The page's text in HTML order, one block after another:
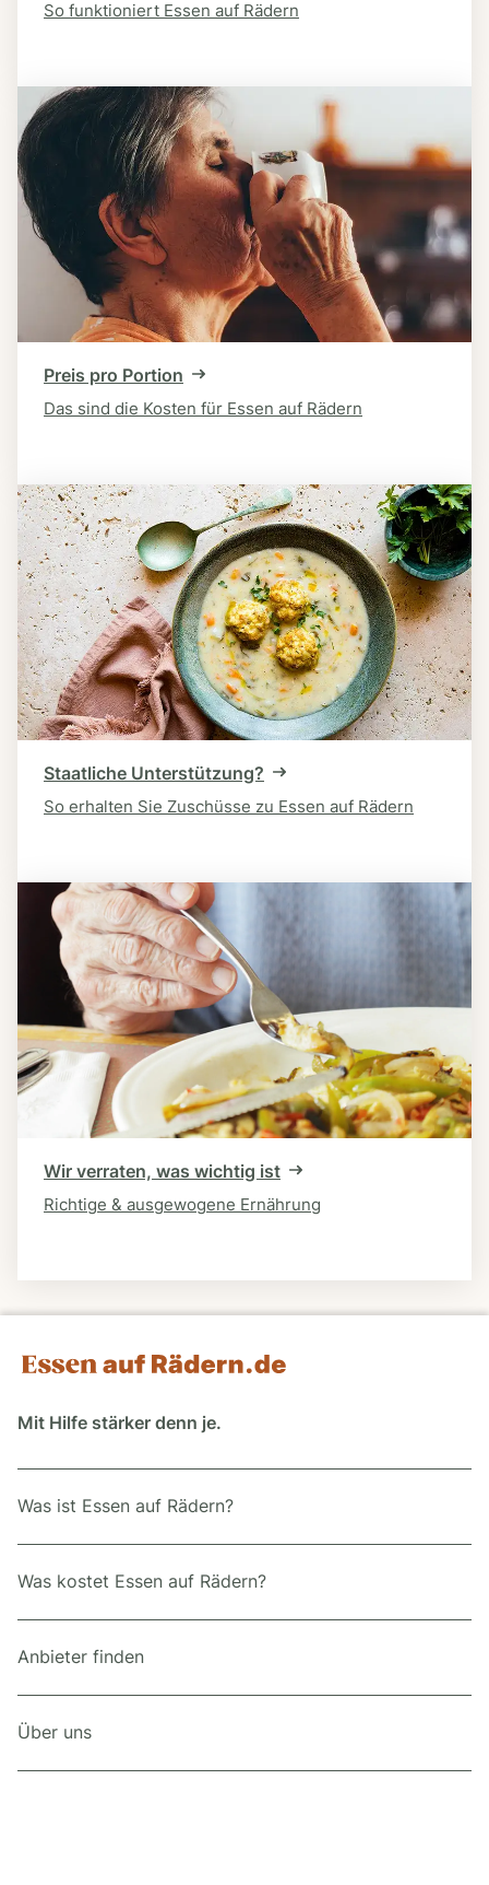
So funktioniert Essen auf Rädern
Preis pro Portion
Das sind die Kosten für Essen auf Rädern
Staatliche Unterstützung?
So erhalten Sie Zuschüsse zu Essen auf Rädern
Wir verraten, was wichtig ist
Richtige & ausgewogene Ernährung
Mit Hilfe stärker denn je.
Was ist Essen auf Rädern?
Was kostet Essen auf Rädern?
Anbieter finden
Über uns